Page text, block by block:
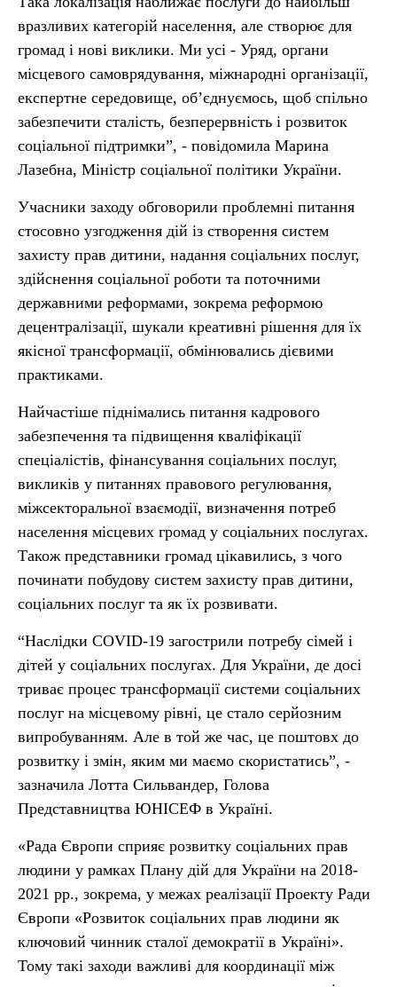
вразливих категорій населення, але створює для
громад і нові виклики. Ми усі - Уряд, органи
місцевого самоврядування, міжнародні організації,
експертне середовище, об’єднуємось, щоб спільно
забезпечити сталість, безперервність і розвиток
соціальної підтримки”, - повідомила Марина
Лазебна, Міністр соціальної політики України.
Учасники заходу обговорили проблемні питання
стосовно узгодження дій із створення систем
захисту прав дитини, надання соціальних послуг,
здійснення соціальної роботи та поточними
державними реформами, зокрема реформою
децентралізації, шукали креативні рішення для їх
якісної трансформації, обмінювались дієвими
практиками.
Найчастіше піднімались питання кадрового
забезпечення та підвищення кваліфікації
спеціалістів, фінансування соціальних послуг,
викликів у питаннях правового регулювання,
міжсекторальної взаємодії, визначення потреб
населення місцевих громад у соціальних послугах.
Також представники громад цікавились, з чого
починати побудову систем захисту прав дитини,
соціальних послуг та як їх розвивати.
“Наслідки COVID-19 загострили потребу сімей і
дітей у соціальних послугах. Для України, де досі
триває процес трансформації системи соціальних
послуг на місцевому рівні, це стало серйозним
випробуванням. Але в той же час, це поштовх до
розвитку і змін, яким ми маємо скористатись”, -
зазначила Лотта Сильвандер, Голова
Представництва ЮНІСЕФ в Україні.
«Рада Європи сприяє розвитку соціальних прав
людини у рамках Плану дій для України на 2018-
2021 рр., зокрема, у межах реалізації Проекту Ради
Європи «Розвиток соціальних прав людини як
ключовий чинник сталої демократії в Україні».
Тому такі заходи важливі для координації між